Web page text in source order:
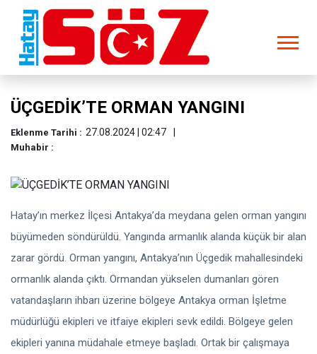
ÜÇGEDİK’TE ORMAN YANGINI
Eklenme Tarihi : 27.08.2024 | 02:47
Muhabir :
Hatay’ın merkez İlçesi Antakya’da meydana gelen orman yangını
büyümeden söndürüldü. Yangında armanlık alanda küçük bir alan
zarar gördü. Orman yangını, Antakya’nın Üçgedik mahallesindeki
ormanlık alanda çıktı. Ormandan yükselen dumanları gören
vatandaşların ihbarı üzerine bölgeye Antakya orman İşletme
müdürlüğü ekipleri ve itfaiye ekipleri sevk edildi. Bölgeye gelen
ekipleri yanına müdahale etmeye başladı. Ortak bir çalışmaya